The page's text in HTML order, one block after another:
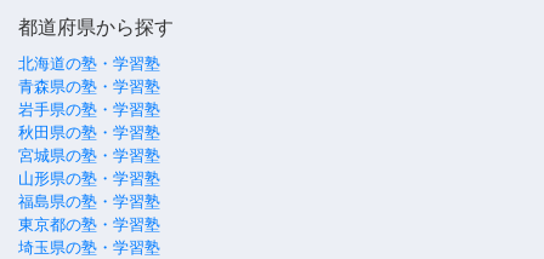
都道府県から探す
北海道の塾・学習塾
青森県の塾・学習塾
岩手県の塾・学習塾
秋田県の塾・学習塾
宮城県の塾・学習塾
山形県の塾・学習塾
福島県の塾・学習塾
東京都の塾・学習塾
埼玉県の塾・学習塾